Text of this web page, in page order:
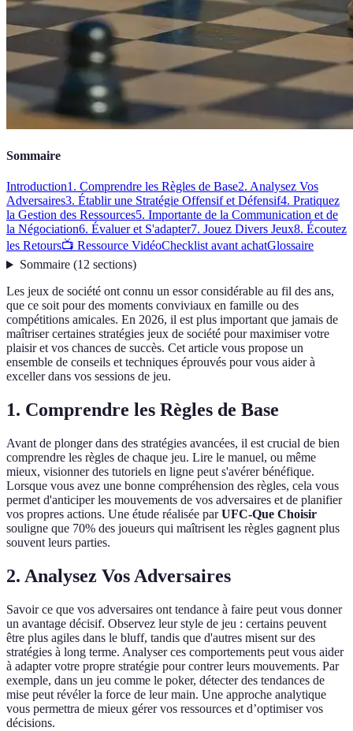
Sommaire
Introduction1. Comprendre les Règles de Base2. Analysez Vos
Adversaires3. Établir une Stratégie Offensif et Défensif4. Pratiquez
la Gestion des Ressources5. Importante de la Communication et de
la Négociation6. Évaluer et S'adapter7. Jouez Divers Jeux8. Écoutez
les Retours📺 Ressource VidéoChecklist avant achatGlossaire
Sommaire(12 sections)
Les jeux de société ont connu un essor considérable au fil des ans,
que ce soit pour des moments conviviaux en famille ou des
compétitions amicales. En 2026, il est plus important que jamais de
maîtriser certaines stratégies jeux de société pour maximiser votre
plaisir et vos chances de succès. Cet article vous propose un
ensemble de conseils et techniques éprouvés pour vous aider à
exceller dans vos sessions de jeu.
1. Comprendre les Règles de Base
Avant de plonger dans des stratégies avancées, il est crucial de bien
comprendre les règles de chaque jeu. Lire le manuel, ou même
mieux, visionner des tutoriels en ligne peut s'avérer bénéfique.
Lorsque vous avez une bonne compréhension des règles, cela vous
permet d'anticiper les mouvements de vos adversaires et de planifier
vos propres actions. Une étude réalisée parUFC-Que Choisir
souligne que 70% des joueurs qui maîtrisent les règles gagnent plus
souvent leurs parties.
2. Analysez Vos Adversaires
Savoir ce que vos adversaires ont tendance à faire peut vous donner
un avantage décisif. Observez leur style de jeu : certains peuvent
être plus agiles dans le bluff, tandis que d'autres misent sur des
stratégies à long terme. Analyser ces comportements peut vous aider
à adapter votre propre stratégie pour contrer leurs mouvements. Par
exemple, dans un jeu comme le poker, détecter des tendances de
mise peut révéler la force de leur main. Une approche analytique
vous permettra de mieux gérer vos ressources et d’optimiser vos
décisions.